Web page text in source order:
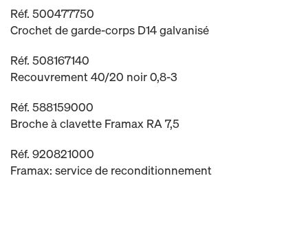
Réf. 500477750
Crochet de garde-corps D14 galvanisé
Réf. 508167140
Recouvrement 40/20 noir 0,8-3
Réf. 588159000
Broche à clavette Framax RA 7,5
Réf. 920821000
Framax: service de reconditionnement